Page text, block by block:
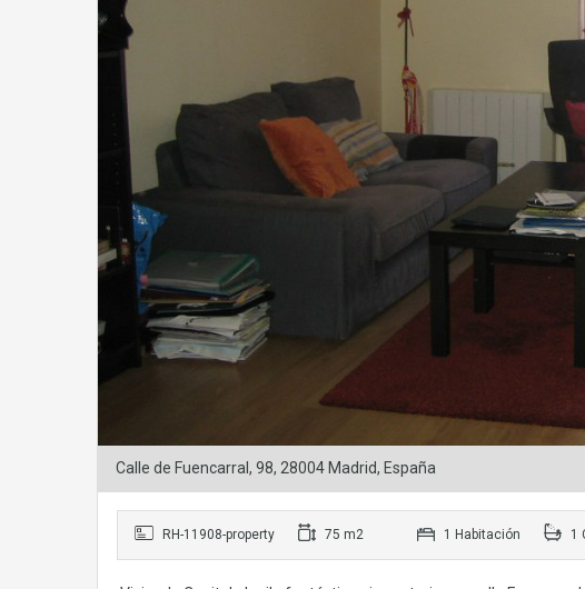
Calle de Fuencarral, 98, 28004 Madrid, España
RH-11908-property 75 m2 1 Habitación 1